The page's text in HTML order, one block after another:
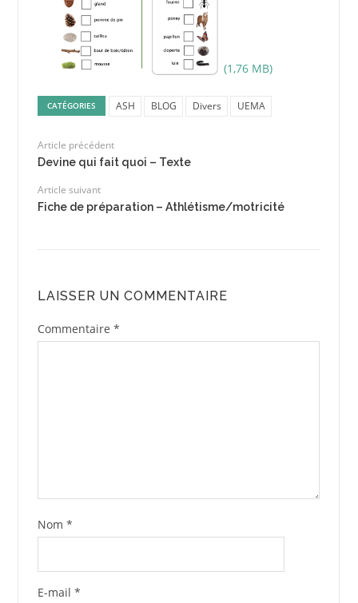
CATÉGORIES ASH BLOG Divers UEMA
Article précédent
Devine qui fait quoi – Texte
Article suivant
Fiche de préparation – Athlétisme/motricité
LAISSER UN COMMENTAIRE
Commentaire *
Nom *
E-mail *